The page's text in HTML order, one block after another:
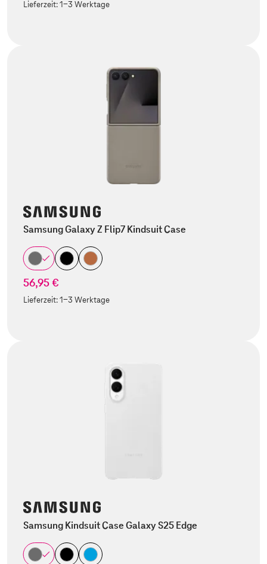
Lieferzeit:1-3 Werktage
Samsung Galaxy Z Flip7 Kindsuit Case
56,95 €
Lieferzeit:1-3 Werktage
Samsung Kindsuit Case Galaxy S25 Edge